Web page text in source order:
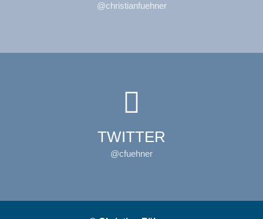
@christianfuehner
TWITTER
@cfuehner